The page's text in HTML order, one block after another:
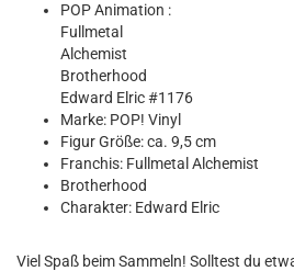
POP Animation :
Fullmetal
Alchemist
Brotherhood
Edward Elric #1176
Marke: POP! Vinyl
Figur Größe: ca. 9,5 cm
Franchis: Fullmetal Alchemist
Brotherhood
Charakter: Edward Elric
Viel Spaß beim Sammeln! Solltest du